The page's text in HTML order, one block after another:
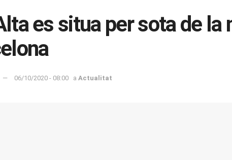
es situa per sota de
06/10/2020 - 08:00 a Actualitat